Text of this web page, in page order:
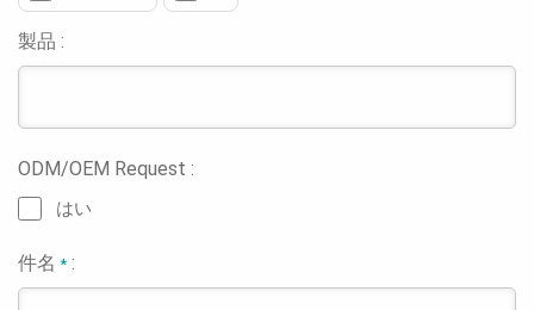
製品 :
ODM/OEM Request :
はい
件名* :